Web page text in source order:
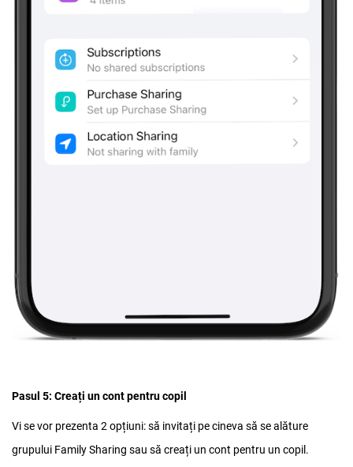
Pasul 5: Creați un cont pentru copil
Vi se vor prezenta 2 opțiuni: să invitați pe cineva să se alăture
grupului Family Sharing sau să creați un cont pentru un copil.